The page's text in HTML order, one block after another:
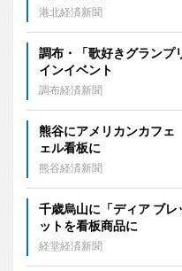
港北経済新聞
調布・「歌好きグラン
インイベント
調布経済新聞
熊谷にアメリカンカフ
ェル看板に
熊谷経済新聞
千歳烏山に「ディア ブ
ットを看板商品に
経堂経済新聞